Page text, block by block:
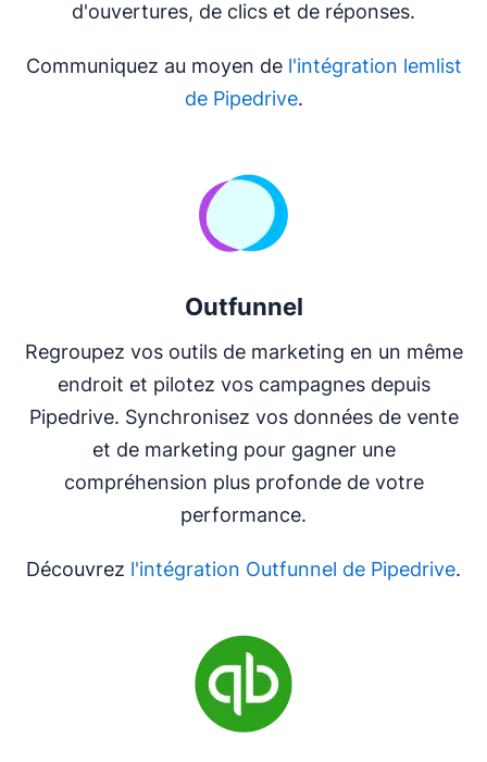
d'ouvertures, de clics et de réponses.
Communiquez au moyen de l'intégration lemlist
de Pipedrive.
Outfunnel
Regroupez vos outils de marketing en un même
endroit et pilotez vos campagnes depuis
Pipedrive. Synchronisez vos données de vente
et de marketing pour gagner une
compréhension plus profonde de votre
performance.
Découvrez l'intégration Outfunnel de Pipedrive.